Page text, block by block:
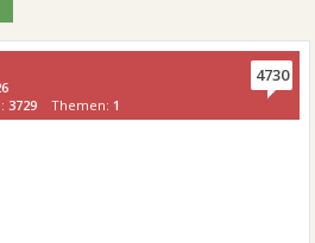
3729 Themen: 1
4730